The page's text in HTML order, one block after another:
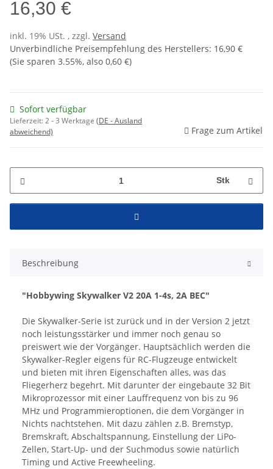
16,30 €
inkl. 19% USt. , zzgl. Versand
Unverbindliche Preisempfehlung des Herstellers: 16,90 €
(Sie sparen 3.55%, also 0,60 €)
Sofort verfügbar
Lieferzeit:2 - 3 Werktage (DE - Ausland
abweichend)
Frage zum Artikel
Stk
Beschreibung
"Hobbywing Skywalker V2 20A 1-4s, 2A BEC"
Die Skywalker-Serie ist zurück und in der Version 2 jetzt
noch leistungsstärker und immer noch genau so
preiswert wie der Vorgänger. Hauptsächlich werden die
Skywalker-Regler eigens für RC-Flugzeuge entwickelt
und bieten mit ihren Eigenschaften alles, was das
Fliegerherz begehrt. Mit darunter der eingebaute 32 Bit
Mikroprozessor mit einer Lauffrequenz von bis zu 96
MHz und Programmieroptionen, die dem Vorgänger in
Nichts nachtstehen. Mit dazu zählen z.B. Bremstyp,
Bremskraft, Abschaltspannung, Einstellung der LiPo-
Zellen, Start-Up- und der Suchmodus sowie natürlich
Timing und Active Freewheeling.